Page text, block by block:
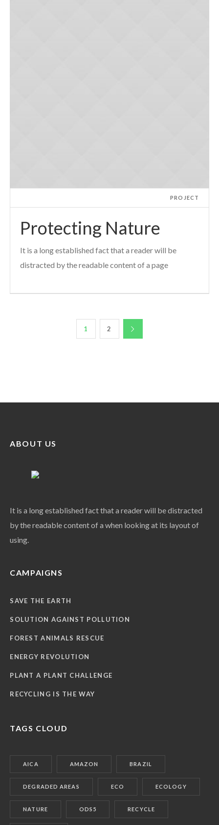
PROJECT
Protecting Nature
It is a long established fact that a reader will be
distracted by the readable content of a page
1 2
ABOUT US
It is a long established fact that a reader will be distracted
by the readable content of a when looking at its layout of
using.
CAMPAIGNS
SAVE THE EARTH
SOLUTION AGAINST POLLUTION
FOREST ANIMALS RESCUE
ENERGY REVOLUTION
PLANT A PLANT CHALLENGE
RECYCLING IS THE WAY
TAGS CLOUD
AICA AMAZON BRAZIL
DEGRADED AREAS ECO ECOLOGY
NATURE ODS5 RECYCLE